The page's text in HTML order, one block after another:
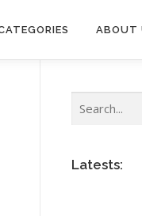
ABOUT
Latests: